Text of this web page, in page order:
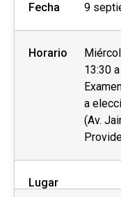
Fecha 9
Horario
13:30
a
(Av.
Lugar